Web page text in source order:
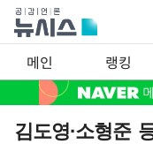
메인 랭킹
김도영·소형준